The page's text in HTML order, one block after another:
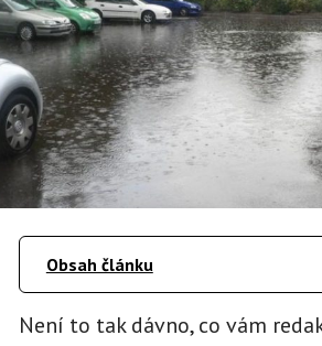
Obsah článku
Není to tak dávno, co vám